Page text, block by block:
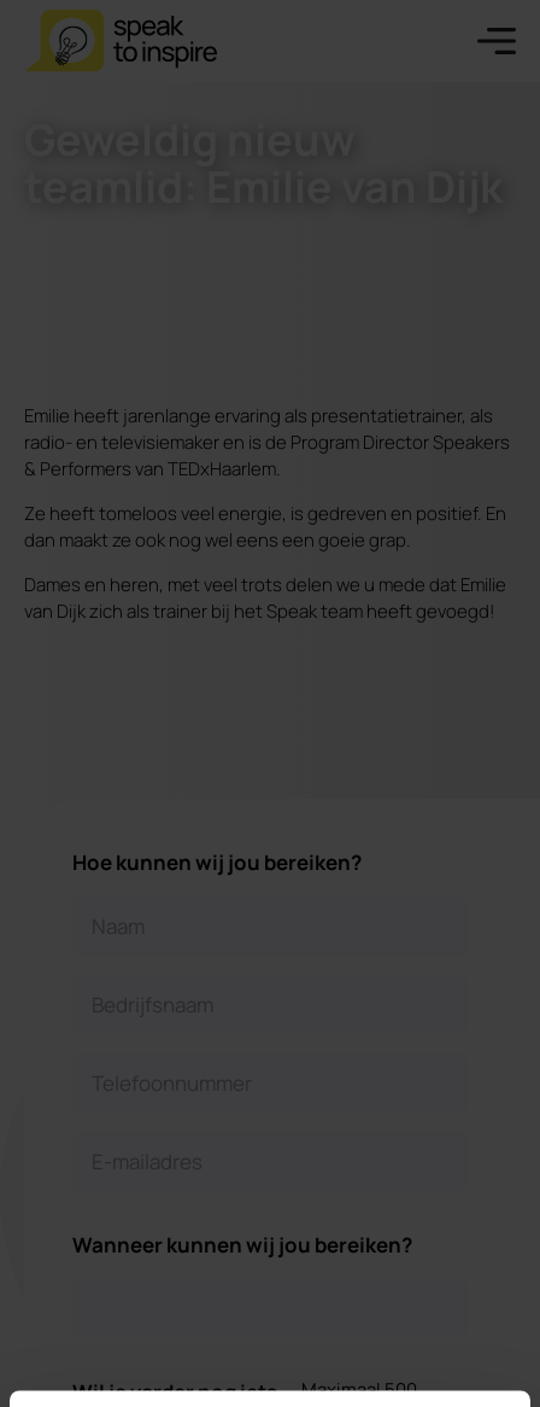
Emilie heeft jarenlange ervaring als presentatietrainer, als
radio- en televisiemaker en is de Program Director Speakers
& Performers van TEDxHaarlem.
Ze heeft tomeloos veel energie, is gedreven en positief. En
dan maakt ze ook nog wel eens een goeie grap.
Dames en heren, met veel trots delen we u mede dat Emilie
van Dijk zich als trainer bij het Speak team heeft gevoegd!
Hoe kunnen wij jou bereiken?
Wanneer kunnen wij jou bereiken?
Wil je verder nog iets
Maximaal 500